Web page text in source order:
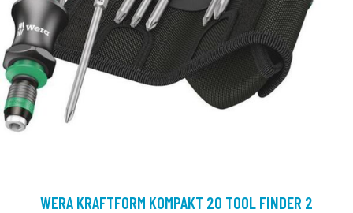
WERA KRAFTFORM KOMPAKT 20 TOOL FINDER 2